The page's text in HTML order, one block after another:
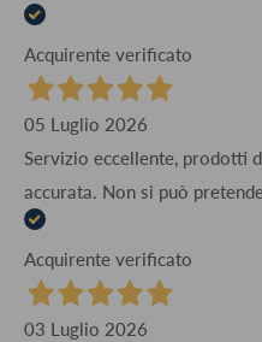
Acquirente verificato
05 Luglio 2026
Servizio eccellente, prodotti
accurata. Non si può
Acquirente verificato
03 Luglio 2026